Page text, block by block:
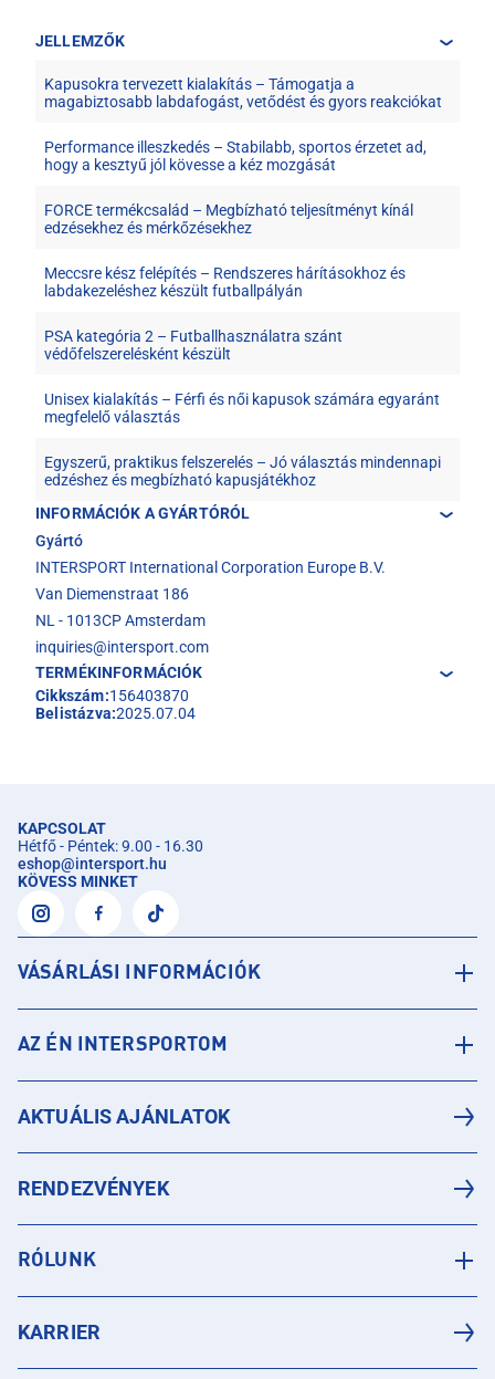
JELLEMZŐK
Kapusokra tervezett kialakítás – Támogatja a
magabiztosabb labdafogást, vetődést és gyors reakciókat
Performance illeszkedés – Stabilabb, sportos érzetet ad,
hogy a kesztyű jól kövesse a kéz mozgását
FORCE termékcsalád – Megbízható teljesítményt kínál
edzésekhez és mérkőzésekhez
Meccsre kész felépítés – Rendszeres hárításokhoz és
labdakezeléshez készült futballpályán
PSA kategória 2 – Futballhasználatra szánt
védőfelszerelésként készült
Unisex kialakítás – Férfi és női kapusok számára egyaránt
megfelelő választás
Egyszerű, praktikus felszerelés – Jó választás mindennapi
edzéshez és megbízható kapusjátékhoz
INFORMÁCIÓK A GYÁRTÓRÓL
Gyártó
INTERSPORT International Corporation Europe B.V.
Van Diemenstraat 186
NL - 1013CP Amsterdam
inquiries@intersport.com
TERMÉKINFORMÁCIÓK
Cikkszám:156403870
Belistázva:2025.07.04
KAPCSOLAT
Hétfő - Péntek: 9.00 - 16.30
eshop@intersport.hu
KÖVESS MINKET
VÁSÁRLÁSI INFORMÁCIÓK
AZ ÉN INTERSPORTOM
AKTUÁLIS AJÁNLATOK
RENDEZVÉNYEK
RÓLUNK
KARRIER